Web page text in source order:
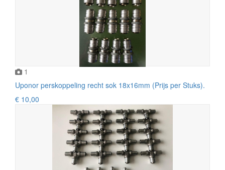
1
Uponor perskoppeling recht sok 18x16mm (Prijs per Stuks).
€ 10,00